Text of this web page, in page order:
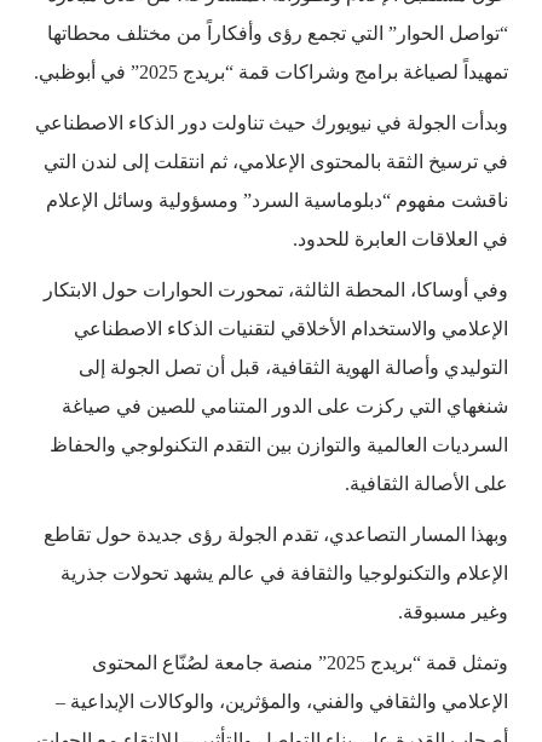
“تواصل الحوار” التي تجمع رؤى وأفكاراً من مختلف محطاتها
تمهيداً لصياغة برامج وشراكات قمة “بريدج 2025” في أبوظبي.
وبدأت الجولة في نيويورك حيث تناولت دور الذكاء الاصطناعي
في ترسيخ الثقة بالمحتوى الإعلامي، ثم انتقلت إلى لندن التي
ناقشت مفهوم “دبلوماسية السرد” ومسؤولية وسائل الإعلام
في العلاقات العابرة للحدود.
وفي أوساكا، المحطة الثالثة، تمحورت الحوارات حول الابتكار
الإعلامي والاستخدام الأخلاقي لتقنيات الذكاء الاصطناعي
التوليدي وأصالة الهوية الثقافية، قبل أن تصل الجولة إلى
شنغهاي التي ركزت على الدور المتنامي للصين في صياغة
السرديات العالمية والتوازن بين التقدم التكنولوجي والحفاظ
على الأصالة الثقافية.
وبهذا المسار التصاعدي، تقدم الجولة رؤى جديدة حول تقاطع
الإعلام والتكنولوجيا والثقافة في عالم يشهد تحولات جذرية
وغير مسبوقة.
وتمثل قمة “بريدج 2025” منصة جامعة لصُنّاع المحتوى
الإعلامي والثقافي والفني، والمؤثرين، والوكالات الإبداعية –